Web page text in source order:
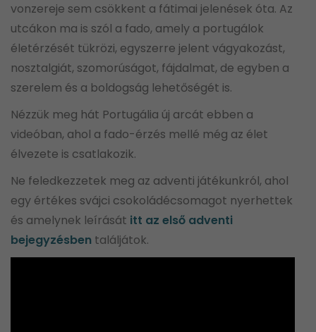
vonzereje sem csökkent a fátimai jelenések óta. Az
utcákon ma is szól a fado, amely a portugálok
életérzését tükrözi, egyszerre jelent vágyakozást,
nosztalgiát, szomorúságot, fájdalmat, de egyben a
szerelem és a boldogság lehetőségét is.
Nézzük meg hát Portugália új arcát ebben a
videóban, ahol a fado-érzés mellé még az élet
élvezete is csatlakozik.
Ne feledkezzetek meg az adventi játékunkról, ahol
egy értékes svájci csokoládécsomagot nyerhettek
és amelynek leírását itt az első adventi
bejegyzésben találjátok.